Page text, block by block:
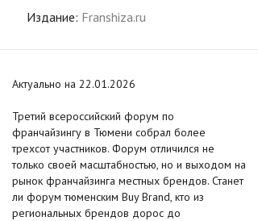
Издание: Franshiza.ru
Актуально на 22.01.2026
Третий всероссийский форум по
франчайзингу в Тюмени собрал более
трехсот участников. Форум отличился не
только своей масштабностью, но и выходом на
рынок франчайзинга местных брендов. Станет
ли форум тюменским Buy Brand, кто из
региональных брендов дорос до